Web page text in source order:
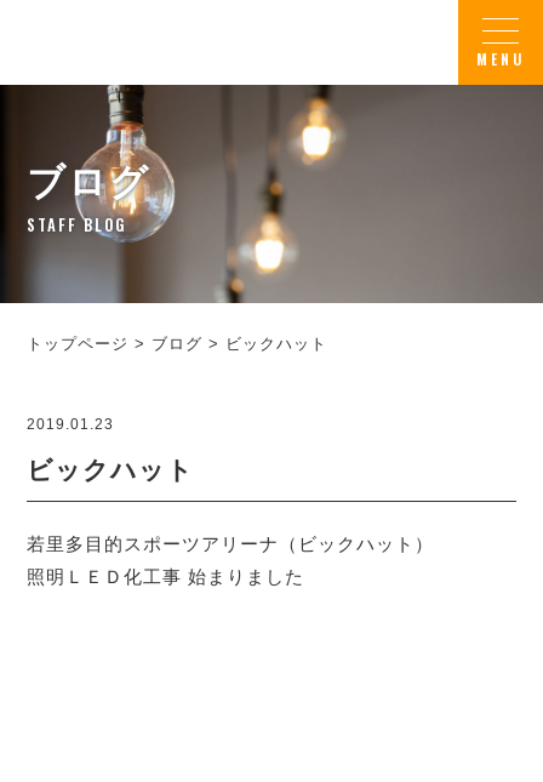
ブログ
STAFF BLOG
トップページ > ブログ > ビックハット
2019.01.23
ビックハット
若里多目的スポーツアリーナ（ビックハット）
照明ＬＥＤ化工事 始まりました